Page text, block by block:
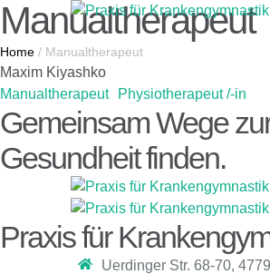
Manualtherapeut
Home / Manualtherapeut
Maxim Kiyashko
Manualtherapeut
Physiotherapeut /-in
Gemeinsam Wege
Gesundheit finden.
Praxis für
Uerdinger Str. 68-70,